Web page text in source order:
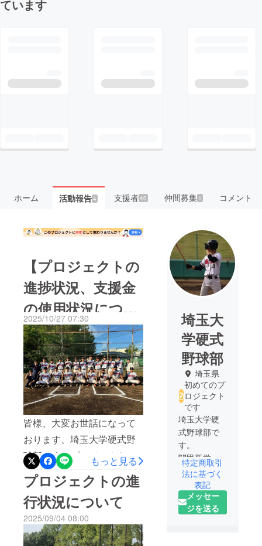
ています
ホーム 活動報告4 支援者40 仲間募集 1 コメント
【プロジェクトの
進捗状況、支援金
の使用状況につい
て】
2025/10/27 07:30
皆様、大変お世話になって
おります、埼玉大学硬式野
球部です。プロジェクトの
進捗状況と支援金の使用状
況について報告させていた
だきます。また、予定より
も大幅に遅れてしまいまし
たが、リターンの方は全支
もっと見る
プロジェクトの進
行状況について
2025/09/04 08:00
埼玉大
学硬式
野球部
埼玉県
初めてのプ
ロジェクト
です
埼玉大学硬
式野球部で
す。
関甲新学生
野球連盟2部
東地区に所
属していま
す。
特定商取引
法に基づく
表記
メッセー
ジを送る